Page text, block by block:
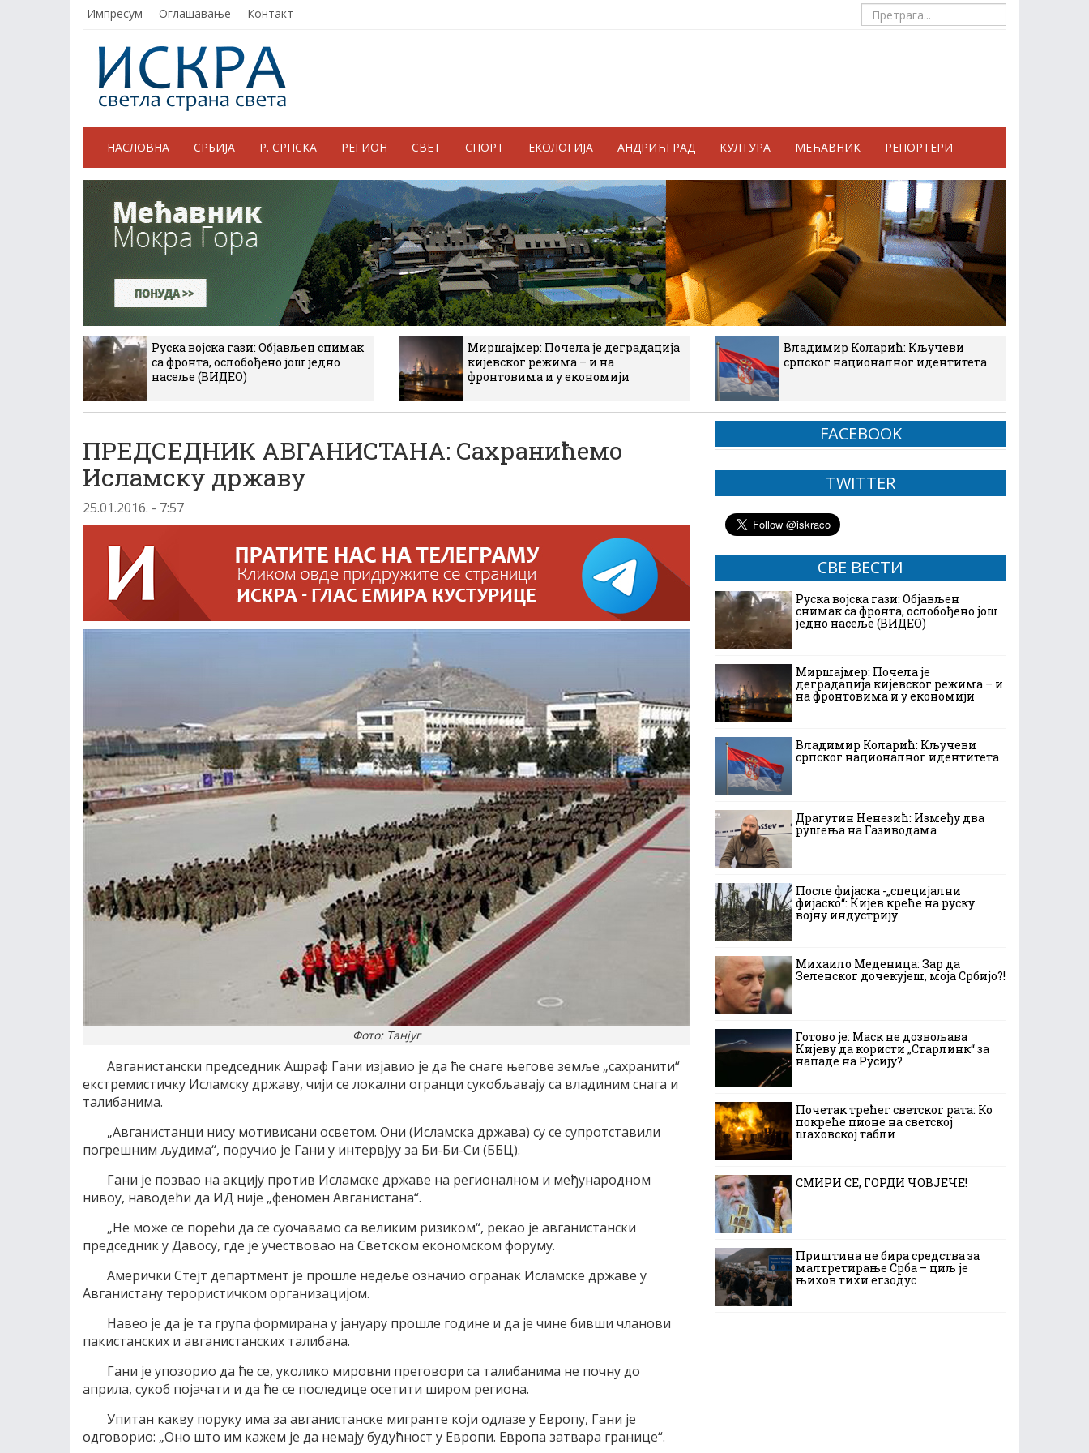
Импресум Оглашавање Контакт
НАСЛОВНА СРБИЈА Р. СРПСКА РЕГИОН СВЕТ СПОРТ ЕКОЛОГИЈА АНДРИЋГРАД КУЛТУРА МЕЋАВНИК РЕПОРТЕРИ
Руска војска гази: Објављен снимак
са фронта, ослобођено још једно
насеље (ВИДЕО)
Миршајмер: Почела је деградација
кијевског режима – и на
фронтовима и у економији
Владимир Коларић: Кључеви
српског националног идентитета
ПРЕДСЕДНИК AВГАНИСТАНА: Сахранићемо
Исламску државу
25.01.2016. - 7:57
Фото: Танјуг
Aвганистански председник Aшраф Гани изjавио jе да ће снаге његове земље „сахранити“
екстремистичку Исламску државу, чиjи се локални огранци сукобљаваjу са владиним снага и
талибанима.
„Aвганистанци нису мотивисани осветом. Oни (Исламска држава) су се супротставили
погрешним људима“, поручио jе Гани у интервjуу за Би-Би-Си (ББЦ).
Гани jе позвао на акциjу против Исламске државе на регионалном и међународном
нивоу, наводећи да ИД ниjе „феномен Aвганистана“.
„Не може се порећи да се суочавамо са великим ризиком“, рекао jе авганистански
председник у Давосу, где jе учествовао на Светском економском форуму.
Aмерички Стеjт департмент jе прошле недеље означио огранак Исламске државе у
Aвганистану терористичком организациjом.
Навео jе да jе та група формирана у jануару прошле године и да jе чине бивши чланови
пакистанских и авганистанских талибана.
Гани jе упозорио да ће се, уколико мировни преговори са талибанима не почну до
априла, сукоб поjачати и да ће се последице осетити широм региона.
Упитан какву поруку има за авганистанске мигранте коjи одлазе у Eвропу, Гани jе
одговорио: „Oно што им кажем jе да немаjу будућност у Eвропи. Eвропа затвара границе“.
FACEBOOK
TWITTER
СВЕ ВЕСТИ
Руска војска гази: Објављен
снимак са фронта, ослобођено још
једно насеље (ВИДЕО)
Миршајмер: Почела је
деградација кијевског режима – и
на фронтовима и у економији
Владимир Коларић: Кључеви
српског националног идентитета
Драгутин Ненезић: Између два
рушења на Газиводама
После фијаска -„специјални
фијаско“: Кијев креће на руску
војну индустрију
Михаило Меденица: Зар да
Зеленског дочекујеш, моја Србијо?!
Готово је: Маск не дозвољава
Кијеву да користи „Старлинк“ за
нападе на Русију?
Почетак трећег светског рата: Ко
покреће пионе на светској
шаховској табли
СМИРИ СЕ, ГОРДИ ЧОВЈЕЧЕ!
Приштина не бира средства за
малтретирање Срба – циљ је
њихов тихи егзодус